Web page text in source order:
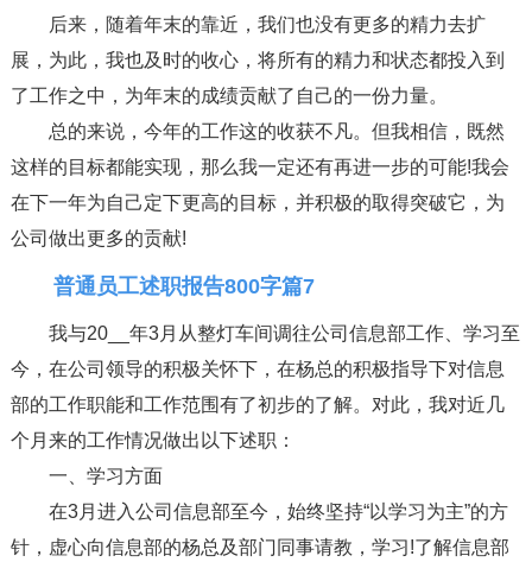
后来，随着年末的靠近，我们也没有更多的精力去扩
展，为此，我也及时的收心，将所有的精力和状态都投入到
了工作之中，为年末的成绩贡献了自己的一份力量。
总的来说，今年的工作这的收获不凡。但我相信，既然
这样的目标都能实现，那么我一定还有再进一步的可能!我会
在下一年为自己定下更高的目标，并积极的取得突破它，为
公司做出更多的贡献!
普通员工述职报告800字篇7
我与20__年3月从整灯车间调往公司信息部工作、学习至
今，在公司领导的积极关怀下，在杨总的积极指导下对信息
部的工作职能和工作范围有了初步的了解。对此，我对近几
个月来的工作情况做出以下述职：
一、学习方面
在3月进入公司信息部至今，始终坚持“以学习为主”的方
针，虚心向信息部的杨总及部门同事请教，学习!了解信息部